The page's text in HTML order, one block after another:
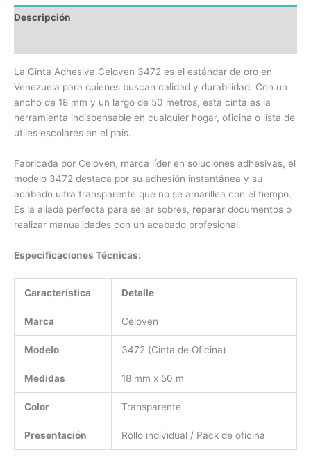
Descripción
La Cinta Adhesiva Celoven 3472 es el estándar de oro en
Venezuela para quienes buscan calidad y durabilidad. Con un
ancho de 18 mm y un largo de 50 metros, esta cinta es la
herramienta indispensable en cualquier hogar, oficina o lista de
útiles escolares en el país.
Fabricada por Celoven, marca líder en soluciones adhesivas, el
modelo 3472 destaca por su adhesión instantánea y su
acabado ultra transparente que no se amarillea con el tiempo.
Es la aliada perfecta para sellar sobres, reparar documentos o
realizar manualidades con un acabado profesional.
Especificaciones Técnicas:
Característica Detalle
Marca Celoven
Modelo 3472 (Cinta de Oficina)
Medidas 18 mm x 50 m
Color Transparente
Presentación Rollo individual / Pack de oficina